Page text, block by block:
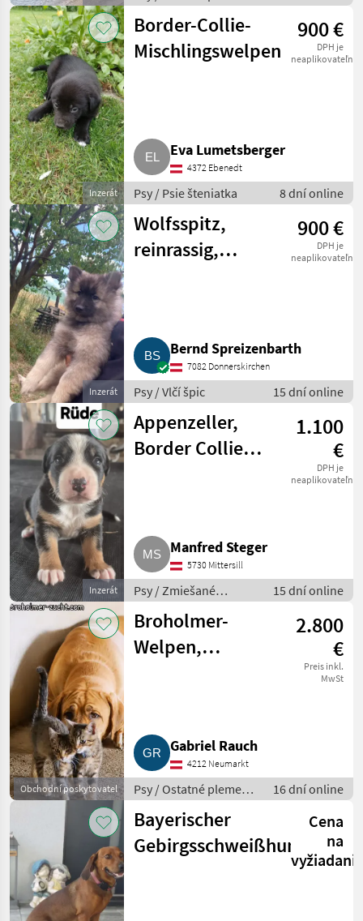
psov
Inzerát
Border-Collie-
Mischlingswelpen
900 €
DPH je
neaplikovateľné
Eva Lumetsberger
4372 Ebenedt
Psy / Psie šteniatka 8 dní online
Inzerát
Wolfsspitz,
reinrassig,
900 €
DPH je
neaplikovateľné
Bernd Spreizenbarth
7082 Donnerskirchen
Psy / Vlčí špic 15 dní online
Inzerát
Appenzeller,
Border Collie
1.100
€
DPH je
neaplikovateľné
Manfred Steger
5730 Mittersill
Psy / Zmiešané
plemená
15 dní online
Obchodní poskytovatel
Broholmer-
Welpen,
2.800
€
Preis inkl.
MwSt
Gabriel Rauch
4212 Neumarkt
Psy / Ostatné plemená
psov
16 dní online
Bayerischer
Gebirgsschweißhund
Cena
na